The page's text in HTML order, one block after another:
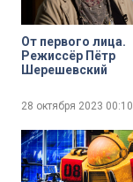
От первого лица.
Режиссёр Пётр
Шерешевский
28 октября 2023 00:10